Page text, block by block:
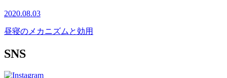
2020.08.03
昼寝のメカニズムと効用
SNS